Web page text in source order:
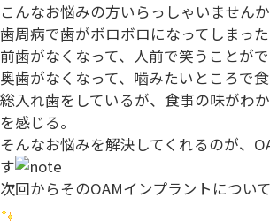
こんなお悩みの方いらっしゃいませんか
歯周病で歯がボロボロになってしまった
前歯がなくなって、人前で笑うことがで
奥歯がなくなって、噛みたいところで食
総入れ歯をしているが、食事の味がわ
を感じる。
そんなお悩みを解決してくれるのが、
す
次回からそのOAMインプラントについ